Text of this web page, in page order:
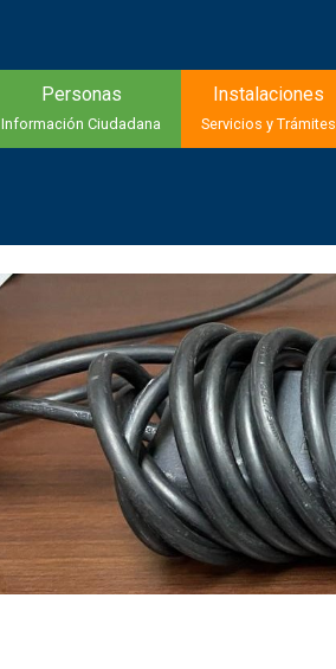
Personas
Información Ciudadana
Instalaciones
Servicios y Trámites